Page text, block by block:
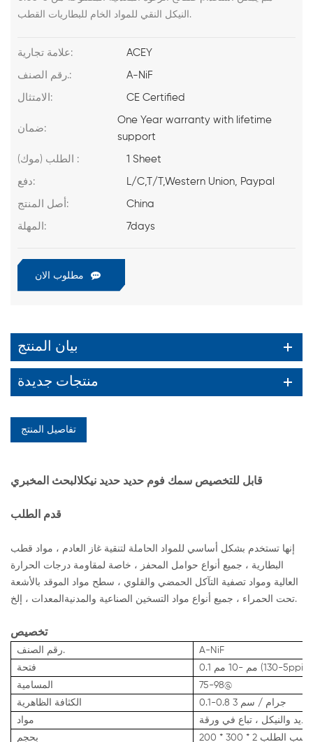
النيكل النقي للمواد الخام للبطاريات القطب.
علامة تجارية: ACEY
رقم الصنف.: A-NiF
الامتثال: CE Certified
ضمان:
One Year warranty with lifetime
support
الطلب (موك) : 1 Sheet
دفع: L/C,T/T,Western Union, Paypal
أصل المنتج: China
المهلة: 7days
مطلوب الان
بيان المنتج
منتجات جديدة
تفاصيل المنتج
قابل للتخصيص سمك فوم حديد حديد نيكلالبحث المخبري
قدم الطلب
إنها تستخدم بشكل أساسي للمواد الحاملة لتنقية غاز العادم ، مواد قطب
البطارية ، جميع أنواع حوامل المحفز ، خاصة لمقاومة درجات الحرارة
العالية ومواد تصفية التآكل الحمضي والقلوي ، سطح مواد الموقد بالأشعة
تحت الحمراء ، جميع أنواع مواد التسخين الصناعية والمدنيةالمعدات ، إلخ.
تخصيص
رقم الصنف.
A-NiF
فتحة
0.1 مم -10 مم (5-130ppi)
المسامية
75-98@
الكثافة الظاهرية
0.1-0.8 جرام / سم 3
مواد
والنيكل ، تباع في ورقة
بحجم
مم ، أو حسب الطلب